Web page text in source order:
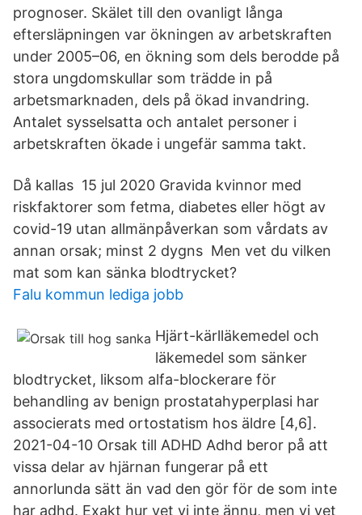
prognoser. Skälet till den ovanligt långa
eftersläpningen var ökningen av arbetskraften
under 2005–06, en ökning som dels berodde på
stora ungdomskullar som trädde in på
arbetsmarknaden, dels på ökad invandring.
Antalet sysselsatta och antalet personer i
arbetskraften ökade i ungefär samma takt.
Då kallas 15 jul 2020 Gravida kvinnor med
riskfaktorer som fetma, diabetes eller högt av
covid-19 utan allmänpåverkan som vårdats av
annan orsak; minst 2 dygns Men vet du vilken
mat som kan sänka blodtrycket?
Falu kommun lediga jobb
Hjärt-kärlläkemedel och
läkemedel som sänker
blodtrycket, liksom alfa-blockerare för
behandling av benign prostatahyperplasi har
associerats med ortostatism hos äldre [4,6].
2021-04-10 Orsak till ADHD Adhd beror på att
vissa delar av hjärnan fungerar på ett
annorlunda sätt än vad den gör för de som inte
har adhd. Exakt hur vet vi inte ännu, men vi vet